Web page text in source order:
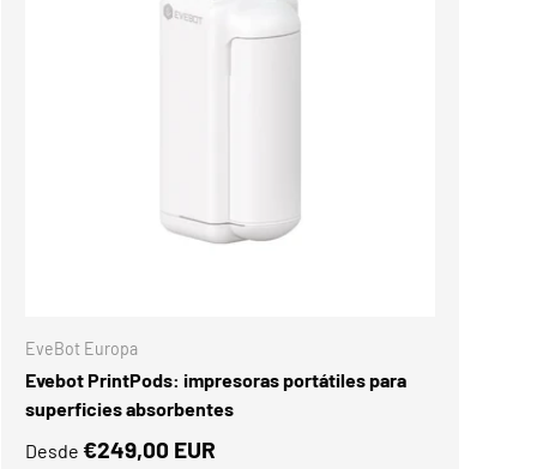
EveBot Europa
Evebot PrintPods: impresoras portátiles para
superficies absorbentes
Desde €249,00 EUR